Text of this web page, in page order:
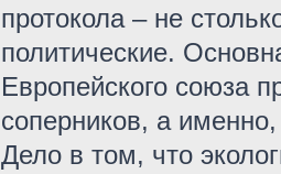
протокола – не
политические.
Европейского союза
соперников, а
Дело в том, что